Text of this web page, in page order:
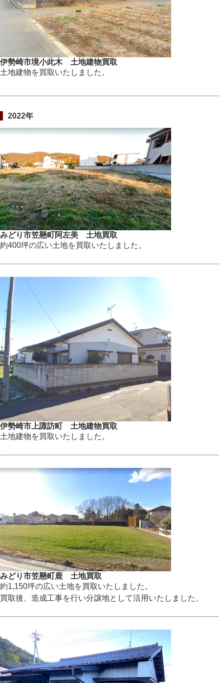
伊勢崎市境小此木 土地建物買取
土地建物を買取いたしました。
2022年
みどり市笠懸町阿左美 土地買取
約400坪の広い土地を買取いたしました。
伊勢崎市上諏訪町 土地建物買取
土地建物を買取いたしました。
みどり市笠懸町鹿 土地買取
約1,150坪の広い土地を買取いたしました。
買取後、造成工事を行い分譲地として活用いたしました。